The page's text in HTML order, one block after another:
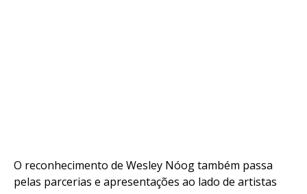
O reconhecimento de Wesley Nóog também passa
pelas parcerias e apresentações ao lado de artistas